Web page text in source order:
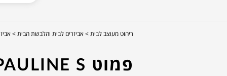
ריהוט מעוצב לבית > אביזרים לבית והלבשת הבית >
פמוט PAULINE S